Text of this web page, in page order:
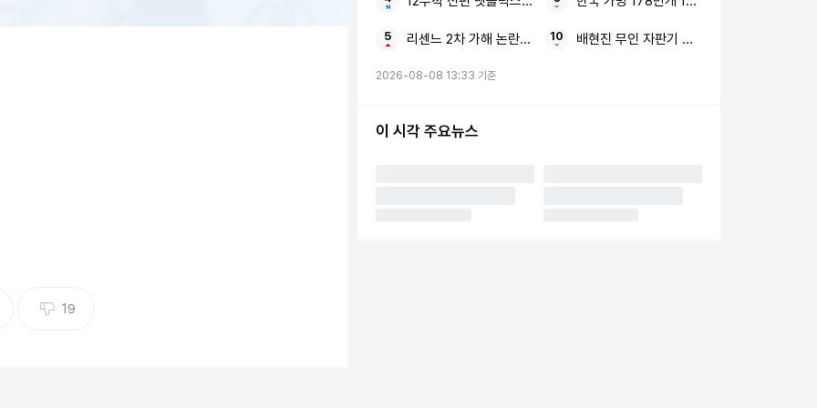
19
리센느 2차 가해 논란 김선태 8초짜리 근황 영상배현진 무인 자판기 성인인증 국가 기준
2026-08-08 13:33 기준
이 시각 주요뉴스